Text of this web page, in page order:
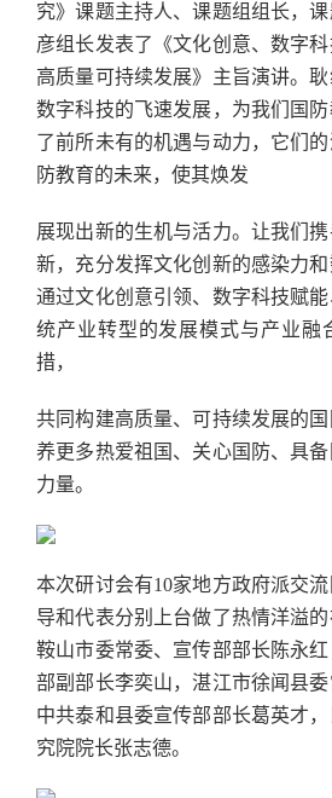
究》课题主持人、课题组组长，
彦组长发表了《文化创意、数字
高质量可持续发展》主旨演讲。
数字科技的飞速发展，为我们国
了前所未有的机遇与动力，它们
防教育的未来，使其焕发
展现出新的生机与活力。让我们
新，充分发挥文化创新的感染力和
通过文化创意引领、数字科技赋
统产业转型的发展模式与产业融
措，
共同构建高质量、可持续发展的
养更多热爱祖国、关心国防、具
力量。
本次研讨会有10家地方政府派交
导和代表分别上台做了热情洋溢
鞍山市委常委、宣传部部长陈永
部副部长李奕山，湛江市徐闻县委
中共泰和县委宣传部部长葛英才
究院院长张志德。